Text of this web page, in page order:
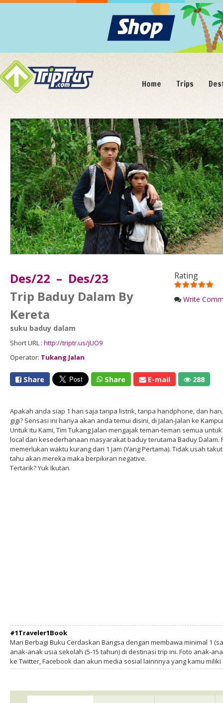
Home Trips
Rating
Write
Des/22 – Des/23
Trip Baduy Dalam By
Kereta
suku baduy dalam
Short URL : http://triptr.us/jUO9
Operator: Tukang Jalan
Share Share E-mail 288
Apakah anda siap 1 hari saja tanpa listrik, tanpa handphone, dan
gigi? Sensasi ini hanya akan anda temui disini, di Jalan-Jalan ke
Untuk itu Kami, Tim Tukang Jalan mengajak teman-teman semua
local dan kesederhanaan masyarakat baduy terutama Baduy Dalam.
memerlukan waktu kurang dari 1 Jam (Yang Pertama). Tidak usah
tahu akan mereka maka berpikiran negative.
Tertarik? Yuk Ikutan.
#1Traveler1Book
Mari Berbagi Buku Cerdaskan Bangsa dengan membawa minimal 1
anak-anak usia sekolah (5-15 tahun) di destinasi trip ini. Foto anak-
ke Twitter, Facebook dan akun media sosial lainnnya yang kamu